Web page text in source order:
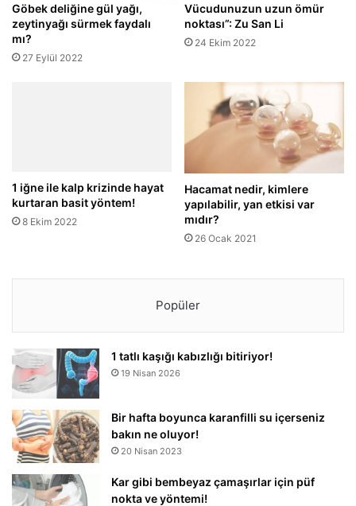
Göbek deliğine gül yağı,
zeytinyağı sürmek faydalı
mı?
27 Eylül 2022
Vücudunuzun uzun ömür
noktası”: Zu San Li
24 Ekim 2022
1 iğne ile kalp krizinde hayat
kurtaran basit yöntem!
8 Ekim 2022
Hacamat nedir, kimlere
yapılabilir, yan etkisi var
mıdır?
26 Ocak 2021
Popüler
1 tatlı kaşığı kabızlığı bitiriyor!
19 Nisan 2026
Bir hafta boyunca karanfilli su içerseniz
bakın ne oluyor!
20 Nisan 2023
Kar gibi bembeyaz çamaşırlar için püf
nokta ve yöntemi!